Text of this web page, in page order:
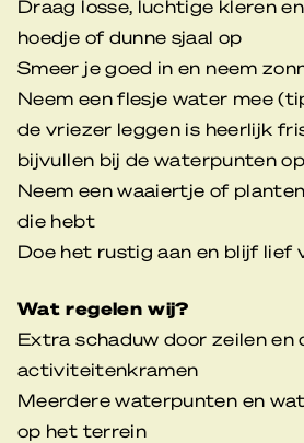
Draag losse, luchtige kleren
hoedje of dunne sjaal op
Smeer je goed in en neem
Neem een flesje water mee
de vriezer leggen is heerlijk
bijvullen bij de waterpunten
Neem een waaiertje of
die hebt
Doe het rustig aan en blijf lief
Wat regelen wij?
Extra schaduw door zeilen en
activiteitenkramen
Meerdere waterpunten en
op het terrein